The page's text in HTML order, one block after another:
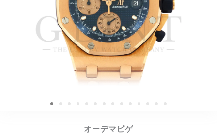
オーデマピゲ